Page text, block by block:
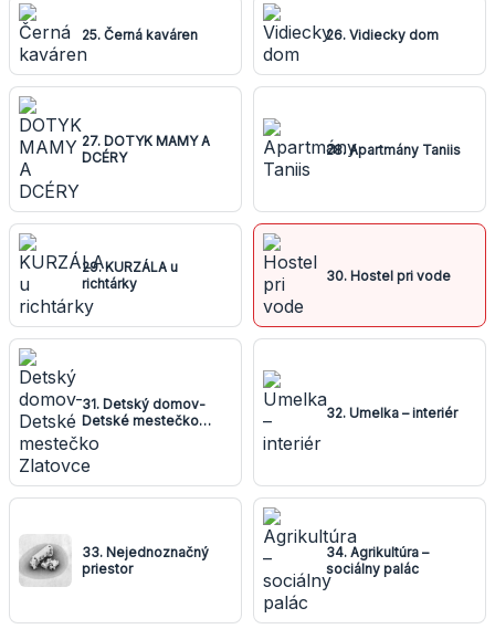
25. Černá kaváren 26. Vidiecky dom
27. DOTYK MAMY A
DCÉRY
28. Apartmány Taniis
29. KURZÁLA u
richtárky
30. Hostel pri vode
31. Detský domov-
Detské mestečko
Zlatovce
32. Umelka – interiér
33. Nejednoznačný
priestor
34. Agrikultúra –
sociálny palác